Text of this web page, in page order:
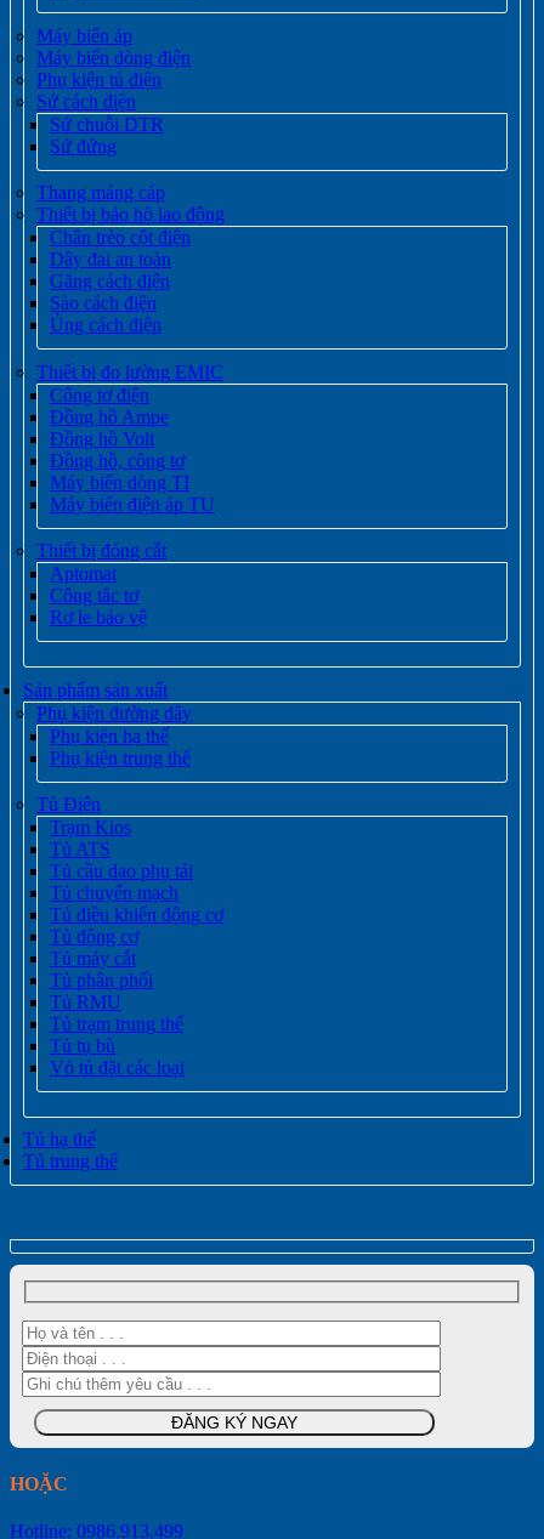
Máy biến áp
Máy biến dòng điện
Phụ kiện tủ điện
Sứ cách điện
Sứ chuỗi DTR
Sứ đứng
Thang máng cáp
Thiết bị bảo hộ lao động
Chân trèo cột điện
Dây đai an toàn
Găng cách điện
Sào cách điện
Ủng cách điện
Thiết bị đo lường EMIC
Công tơ điện
Đồng hồ Ampe
Đồng hồ Volt
Đồng hồ, công tơ
Máy biến dòng TI
Máy biến điện áp TU
Thiết bị đóng cắt
Aptomat
Công tắc tơ
Rơ le bảo vệ
Sản phẩm sản xuất
Phụ kiện đường dây
Phụ kiện hạ thế
Phụ kiện trung thế
Tủ Điện
Trạm Kios
Tủ ATS
Tủ cầu dao phụ tải
Tủ chuyển mạch
Tủ điều khiển động cơ
Tủ động cơ
Tủ máy cắt
Tủ phân phối
Tủ RMU
Tủ trạm trung thế
Tủ tụ bù
Vỏ tủ đặt các loại
Tủ hạ thế
Tủ trung thế
HOẶC
Hotline: 0986.913.499